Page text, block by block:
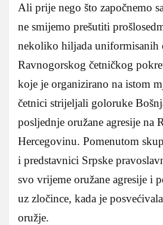
Ali prije nego što započnemo
ne smijemo prešutiti
nekoliko hiljada uniformisanih
Ravnogorskog četničkog
koje je organizirano na istom
četnici strijeljali goloruke
posljednje oružane agresije na
Hercegovinu. Pomenutom
i predstavnici Srpske
svo vrijeme oružane agresije i
uz zločince, kada je
oružje.